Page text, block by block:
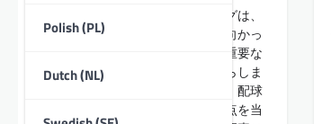
Polish (PL)
Dutch (NL)
インスイングのファストボウリングは、
ボウラーがボールをバッツマンに向かっ
て内側に動かすことを可能にする重要な
スキルであり、重大な挑戦をもたらしま
す。この技術を習得するためには、配球
角度、グリップ、手首の位置に焦点を当